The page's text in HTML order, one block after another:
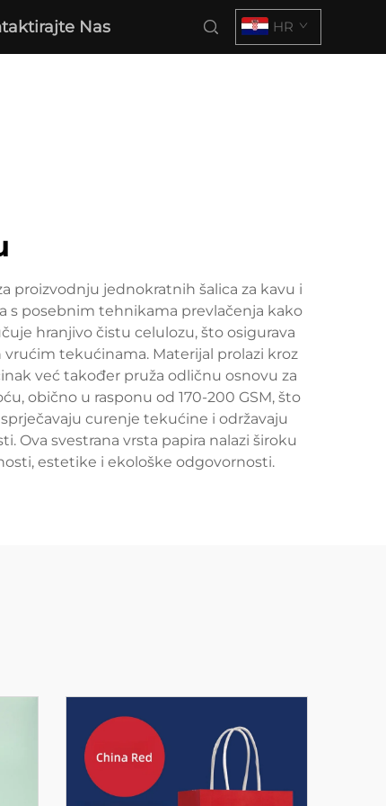
Nas HR
proizvodnju jednokratnih šalica za kavu i
s posebnim tehnikama prevlačenja kako
hranjivo čistu celulozu, što osigurava
tekućinama. Materijal prolazi kroz
već također pruža odličnu osnovu za
obično u rasponu od 170-200 GSM, što
curenje tekućine i održavaju
Ova svestrana vrsta papira nalazi široku
estetike i ekološke odgovornosti.